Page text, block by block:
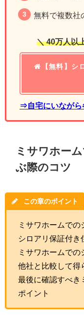
無料で複数社
＼ 40万人以
【無料】シ
⇒自宅にいながら
ミサワホー
ぶ際のコツ
この章のポイント
ミサワホームでの
シロアリ保証付き
ミサワホームで
他社と比較して得
最後に確認すべき
ポイント